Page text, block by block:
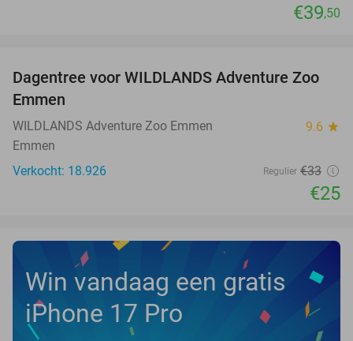
€39,50
24%
Dagentree voor WILDLANDS Adventure Zoo
Emmen
WILDLANDS Adventure Zoo Emmen 9.6 star
Emmen
Verkocht: 18.926
Regulier €33
€25
Win vandaag een gratis
iPhone 17 Pro